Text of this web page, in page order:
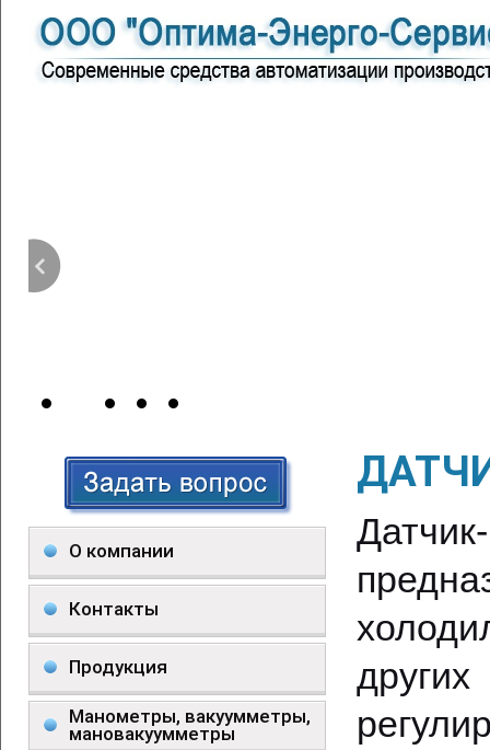
О компании
Контакты
Продукция
Манометры, вакуумметры,
мановакуумметры